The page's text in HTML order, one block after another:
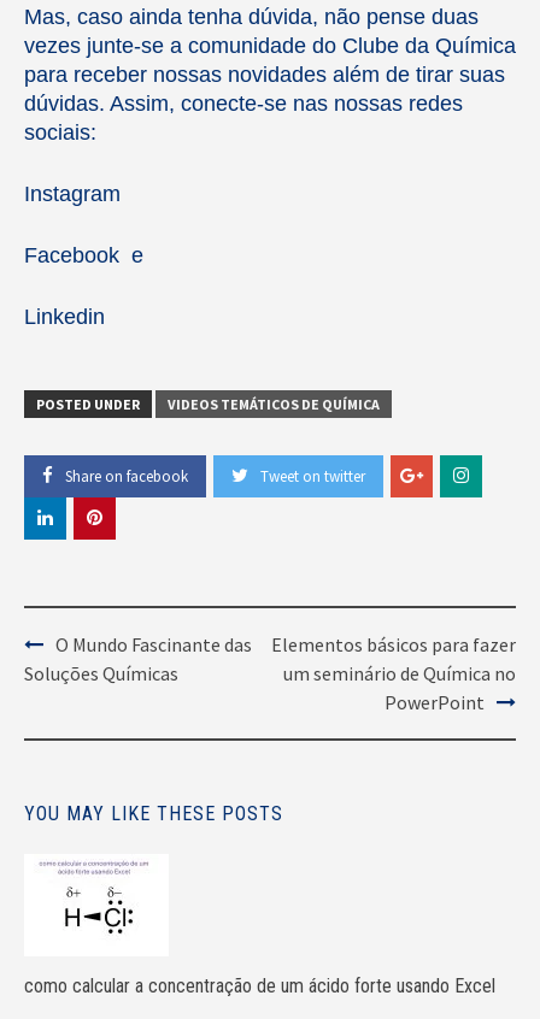
Mas, caso ainda tenha dúvida, não pense duas
vezes junte-se a comunidade do Clube da Química
para receber nossas novidades além de tirar suas
dúvidas. Assim, conecte-se nas nossas redes
sociais:
Instagram
Facebook e
Linkedin
POSTED UNDER VIDEOS TEMÁTICOS DE QUÍMICA
Share on facebook Tweet on twitter
Post
Navigation
O Mundo Fascinante das
Soluções Químicas
Elementos básicos para fazer
um seminário de Química no
PowerPoint
YOU MAY LIKE THESE POSTS
como calcular a concentração de um ácido forte usando Excel